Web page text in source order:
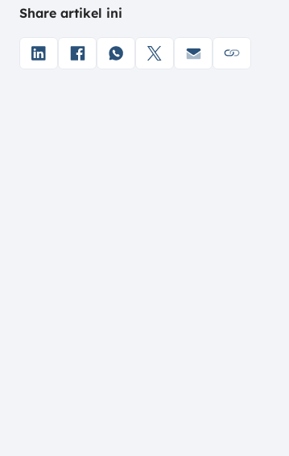
5. Industri Kimia
Manfaat Raw Material dalam
Industri
Share artikel ini